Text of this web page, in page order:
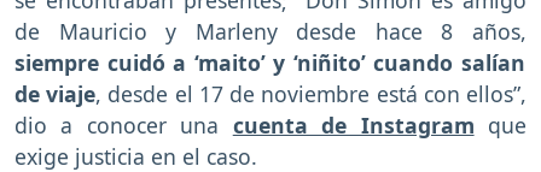
de Mauricio y Marleny desde hace 8 años,
siempre cuidó a ‘maito’ y ‘niñito’ cuando salían
de viaje, desde el 17 de noviembre está con ellos”,
dio a conocer una cuenta de Instagram que
exige justicia en el caso.